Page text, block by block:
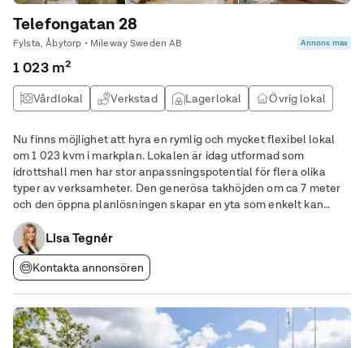
Telefongatan 28
Fylsta, Åbytorp • Mileway Sweden AB Annons max
1 023 m²
Vårdlokal Verkstad Lagerlokal Övrig lokal
Nu finns möjlighet att hyra en rymlig och mycket flexibel lokal
om 1 023 kvm i markplan. Lokalen är idag utformad som
idrottshall men har stor anpassningspotential för flera olika
typer av verksamheter. Den generösa takhöjden om ca 7 meter
och den öppna planlösningen skapar en yta som enkelt kan
anpassas för både sport, utbildning, lager eller specialanpassad
verksamhet. Lokalen lämpar sig
Lisa Tegnér
Kontakta annonsören